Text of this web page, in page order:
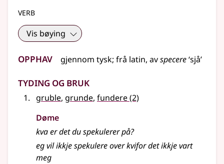
verb
Vis bøying
Opphav gjennom tysk; frå latin, avspecere‘sjå’
Tyding og bruk
gruble, grunde, fundere(2)
Døme
kva er det du spekulerer på?
eg vil ikkje spekulere over kvifor det ikkje vart
meg